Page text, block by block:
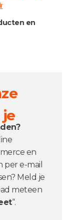
en
en
per e-mail
Meld je
meteen
“.